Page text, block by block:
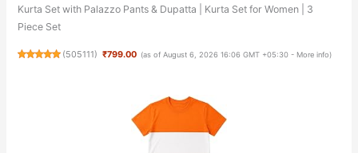
Kurta Set with Palazzo Pants & Dupatta | Kurta Set for Women | 3
Piece Set
(505111) ₹799.00 (as of August 6, 2026 16:06 GMT +05:30 - More info)